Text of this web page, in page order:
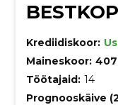
Krediidiskoor:
Maineskoor:
Töötajaid: 14
Prognooskäive